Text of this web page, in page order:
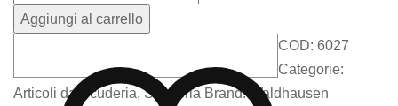
Aggiungi al carrello
COD: 6027
Categorie:
Articoli da Scuderia,Scuderia Brand:
Waldhausen